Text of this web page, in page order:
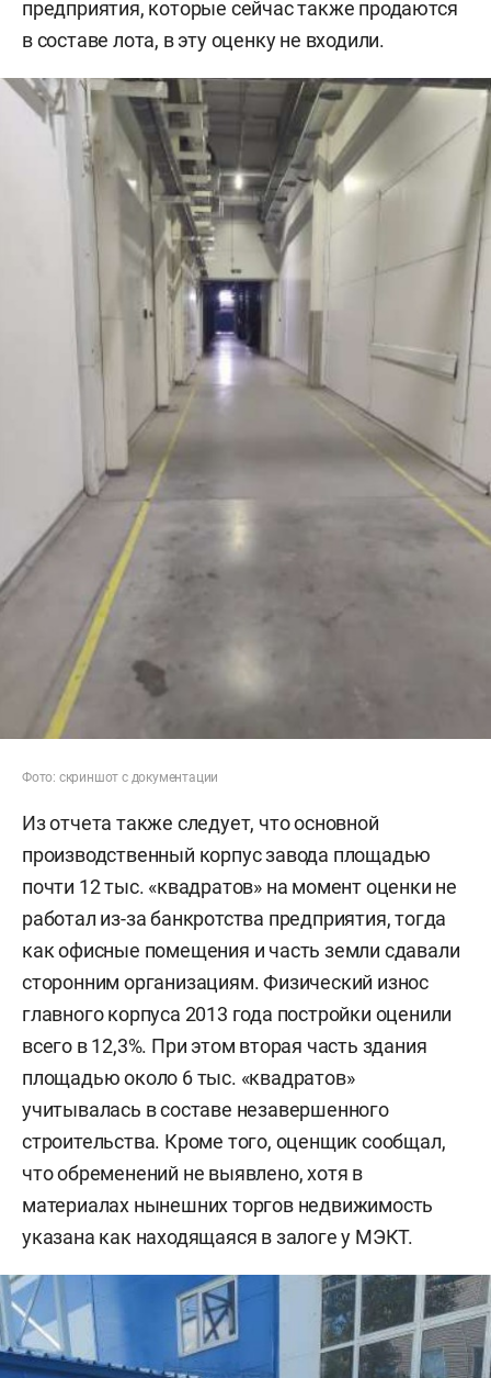
предприятия, которые сейчас также продаются
в составе лота, в эту оценку не входили.
Фото: скриншот с документации
Из отчета также следует, что основной
производственный корпус завода площадью
почти 12 тыс. «квадратов» на момент оценки не
работал из-за банкротства предприятия, тогда
как офисные помещения и часть земли сдавали
сторонним организациям. Физический износ
главного корпуса 2013 года постройки оценили
всего в 12,3%. При этом вторая часть здания
площадью около 6 тыс. «квадратов»
учитывалась в составе незавершенного
строительства. Кроме того, оценщик сообщал,
что обременений не выявлено, хотя в
материалах нынешних торгов недвижимость
указана как находящаяся в залоге у МЭКТ.